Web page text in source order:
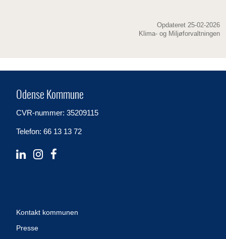
Opdateret 25-02-2026
Klima- og Miljøforvaltningen
Odense Kommune
CVR-nummer: 35209115
Telefon: 66 13 13 72
Kontakt kommunen
Presse